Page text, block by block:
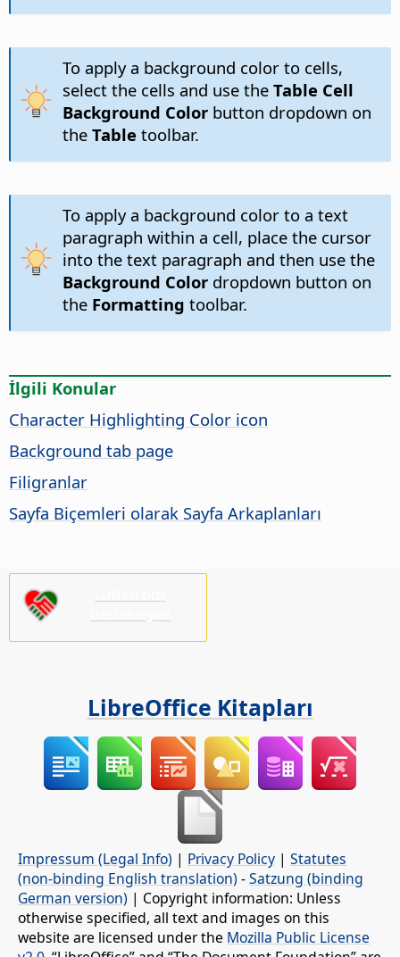
To apply a background color to cells,
select the cells and use the Table Cell
Background Colorbutton dropdown on
the Table toolbar.
To apply a background color to a text
paragraph within a cell, place the cursor
into the text paragraph and then use the
Background Colordropdown button on
the Formatting toolbar.
İlgili Konular
Character Highlighting Color icon
Background tab page
Filigranlar
Sayfa Biçemleri olarak Sayfa Arkaplanları
LibreOffice Kitapları
Impressum (Legal Info) | Privacy Policy | Statutes
(non-binding English translation) -Satzung (binding
German version) | Copyright information: Unless
otherwise specified, all text and images on this
website are licensed under the Mozilla Public License